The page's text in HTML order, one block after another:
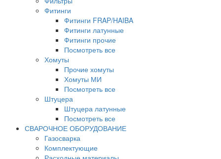
Фитинги
Фитинги FRAP/HAIBA
Фитинги латунные
Фитинги прочие
Посмотреть все
Хомуты
Прочие хомуты
Хомуты МИ
Посмотреть все
Штуцера
Штуцера латунные
Посмотреть все
СВАРОЧНОЕ ОБОРУДОВАНИЕ
Газосварка
Комплектующие